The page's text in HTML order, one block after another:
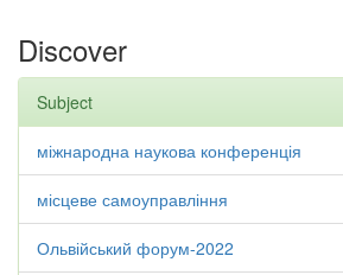
Discover
Subject
міжнародна наукова конференція
місцеве самоуправління
Ольвійський форум-2022